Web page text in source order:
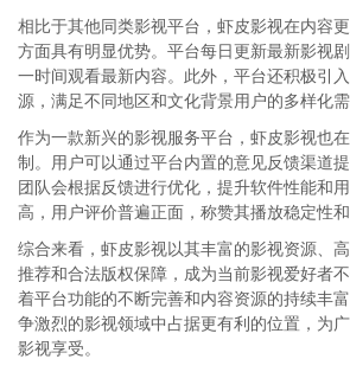
相比于其他同类影视平台，虾皮影视在内容
方面具有明显优势。平台每日更新最新影视
一时间观看最新内容。此外，平台还积极引
源，满足不同地区和文化背景用户的多样化需
作为一款新兴的影视服务平台，虾皮影视也
制。用户可以通过平台内置的意见反馈渠道
团队会根据反馈进行优化，提升软件性能和
高，用户评价普遍正面，称赞其播放稳定性和
综合来看，虾皮影视以其丰富的影视资源、
推荐和合法版权保障，成为当前影视爱好者
着平台功能的不断完善和内容资源的持续丰
争激烈的影视领域中占据更有利的位置，为
影视享受。